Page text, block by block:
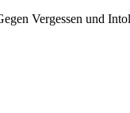
Vergessen und